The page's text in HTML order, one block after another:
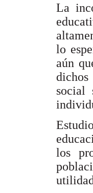
La
lo
aún
social
los